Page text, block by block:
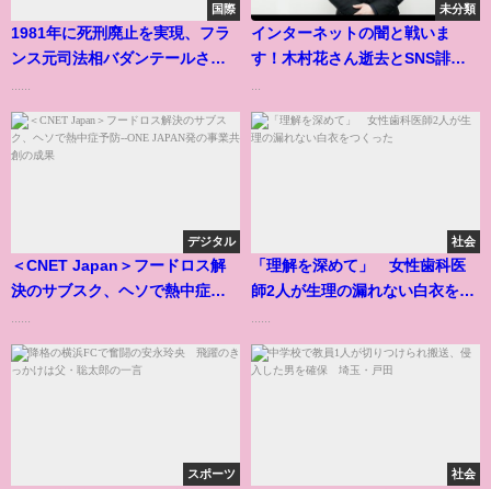
国際
1981年に死刑廃止を実現、フラ
ンス元司法相バダンテールさん
未分類
インターネットの闇と戦いま
す！木村花さん逝去とSNS誹謗
デジタル
＜CNET Japan＞フードロス解
決のサブスク、ヘソで熱中症予
成果
社会
「理解を深めて」 女性歯科医
師2人が生理の漏れない白衣をつ
スポーツ 社会